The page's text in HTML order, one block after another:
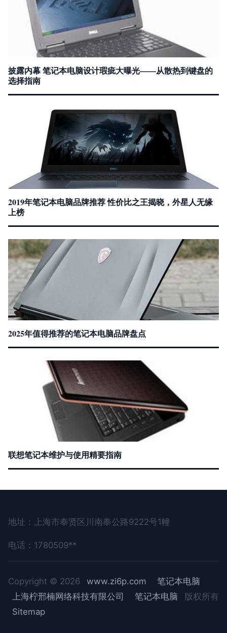
披露内幕 笔记本电脑设计瑕疵大曝光——从散热到键盘的
选择指南
2019年笔记本电脑品牌推荐 性价比之王揭晓，外星人无缘
上榜
2025年值得推荐的笔记本电脑品牌盘点
联想笔记本维护与使用精要指南
地址：上海市奉贤区川南奉公路9222号1幢
电话：1780509**
Copyright © 2026 www.zi6p.com
笔记本电脑
上海柠邢楠网络科技有限公司
笔记本电脑
版权所有
Sitemap